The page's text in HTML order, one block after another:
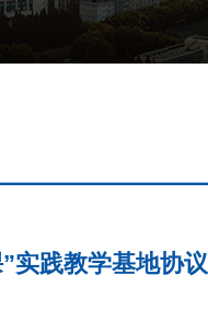
实践教学基地协议